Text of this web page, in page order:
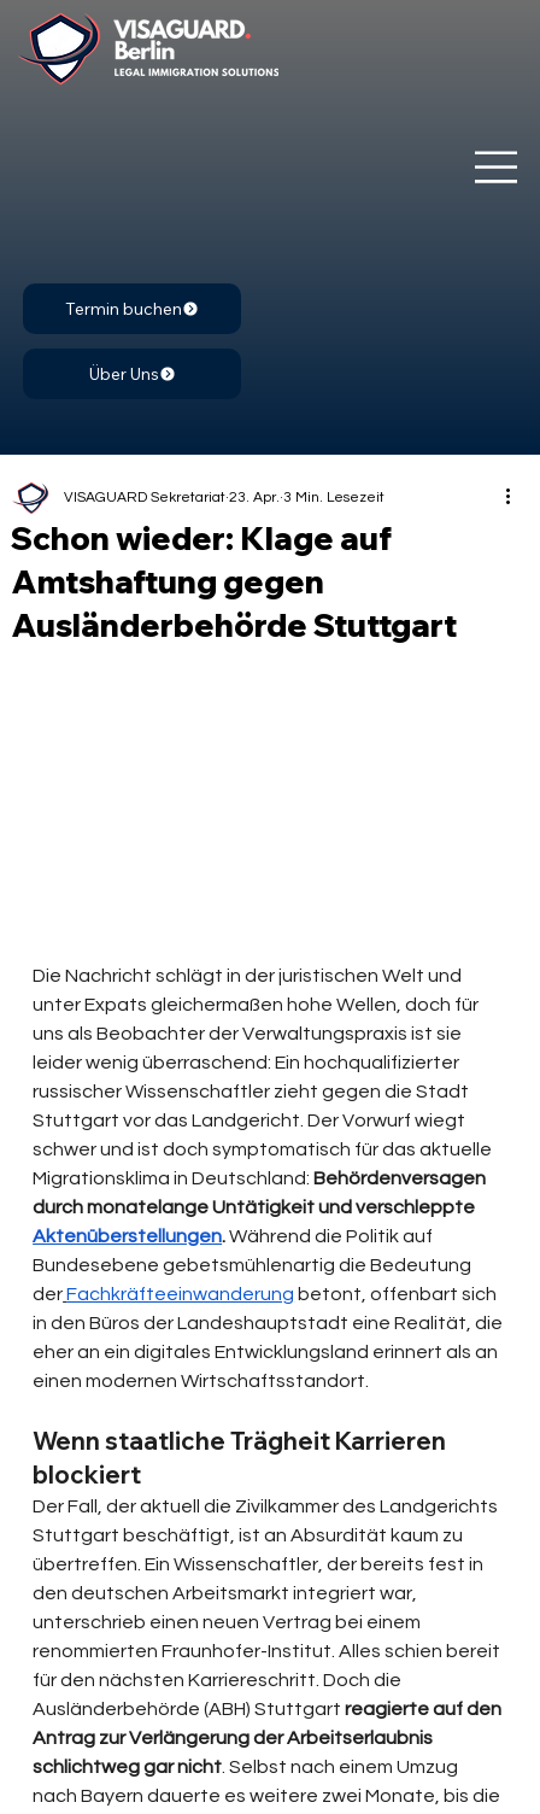
Termin buchen
Über Uns
Schon wieder: Klage auf
Amtshaftung gegen
Ausländerbehörde Stuttgart
VISAGUARD Sekretariat 23. Apr. 3 Min. Lesezeit
Die Nachricht schlägt in der juristischen Welt und
unter Expats gleichermaßen hohe Wellen, doch für
uns als Beobachter der Verwaltungspraxis ist sie
leider wenig überraschend: Ein hochqualifizierter
russischer Wissenschaftler zieht gegen die Stadt
Stuttgart vor das Landgericht. Der Vorwurf wiegt
schwer und ist doch symptomatisch für das aktuelle
Migrationsklima in Deutschland: Behördenversagen
durch monatelange Untätigkeit und verschleppte
Aktenüberstellungen. Während die Politik auf
Bundesebene gebetsmühlenartig die Bedeutung
derFachkräfteeinwanderung betont, offenbart sich
in den Büros der Landeshauptstadt eine Realität, die
eher an ein digitales Entwicklungsland erinnert als an
einen modernen Wirtschaftsstandort.
Wenn staatliche Trägheit Karrieren
blockiert
Der Fall, der aktuell die Zivilkammer des Landgerichts
Stuttgart beschäftigt, ist an Absurdität kaum zu
übertreffen. Ein Wissenschaftler, der bereits fest in
den deutschen Arbeitsmarkt integriert war,
unterschrieb einen neuen Vertrag bei einem
renommierten Fraunhofer-Institut. Alles schien bereit
für den nächsten Karriereschritt. Doch die
Ausländerbehörde (ABH) Stuttgart reagierte auf den
Antrag zur Verlängerung der Arbeitserlaubnis
schlichtweg gar nicht . Selbst nach einem Umzug
nach Bayern dauerte es weitere zwei Monate, bis die